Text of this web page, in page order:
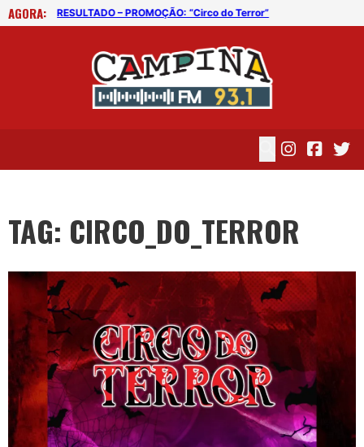
AGORA:
Circo do Terror contrata homens para desmonte da grande lona RESULTADO – PROMOÇÃO: “Circo do Terror”
TAG: CIRCO_DO_TERROR